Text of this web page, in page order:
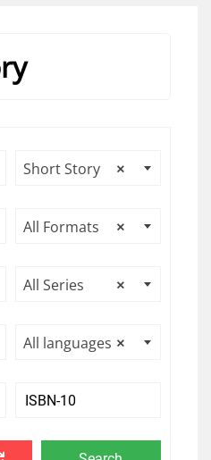
×
Short Story
×
All Formats
×
All Series
×
All languages